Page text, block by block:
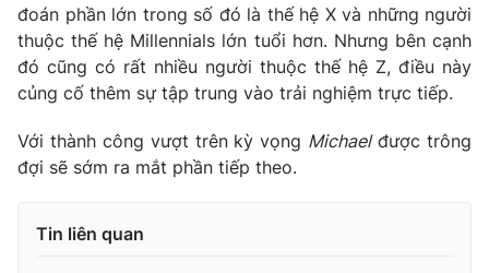
đoán phần lớn trong số đó là thế hệ X và những người
thuộc thế hệ Millennials lớn tuổi hơn. Nhưng bên cạnh
đó cũng có rất nhiều người thuộc thế hệ Z, điều này
củng cố thêm sự tập trung vào trải nghiệm trực tiếp.
Với thành công vượt trên kỳ vọng Michaelđược trông
đợi sẽ sớm ra mắt phần tiếp theo.
Tin liên quan